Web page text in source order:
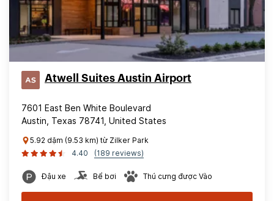
Atwell Suites Austin Airport
7601 East Ben White Boulevard
Austin, Texas 78741, United States
5.92 dặm (9.53 km) từ Zilker Park
4.40
(189 reviews)
Đậu xe Bể bơi Thú cưng được Vào